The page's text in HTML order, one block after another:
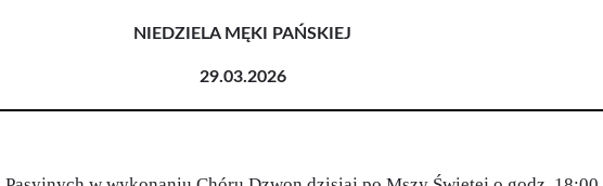
NIEDZIELA MĘKI PAŃSKIEJ
29.03.2026